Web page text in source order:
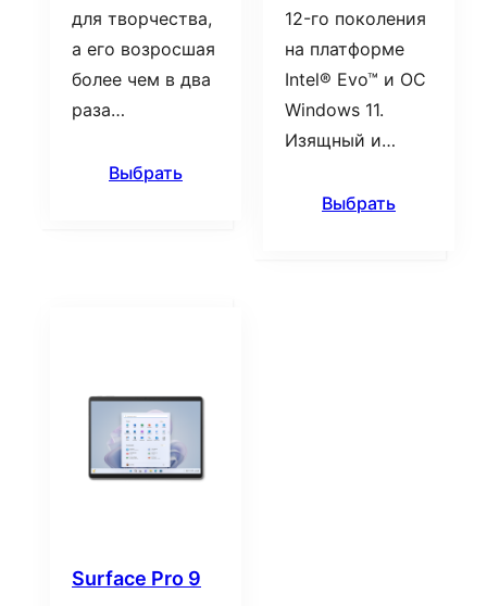
для творчества,
а его возросшая
более чем в два
раза…
Выбрать
12-го поколения
на платформе
Intel® Evo™ и ОС
Windows 11.
Изящный и…
Выбрать
Surface Pro 9